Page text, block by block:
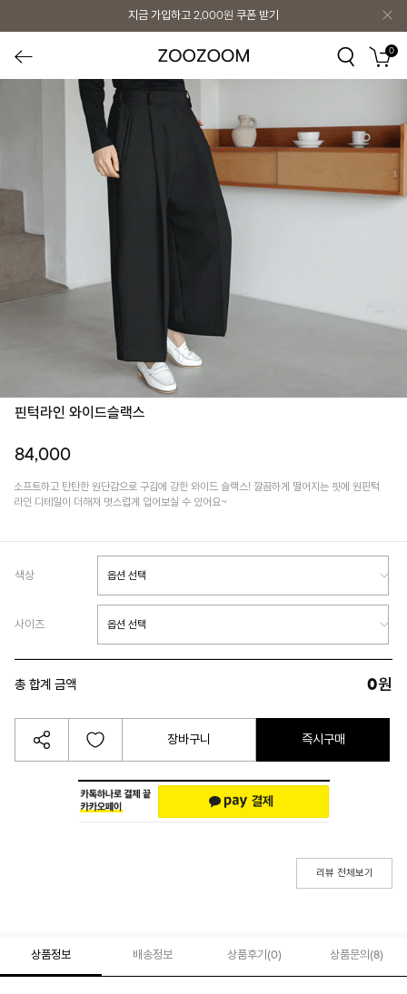
지금 가입하고 2,000원 쿠폰 받기
0
핀턱라인 와이드슬랙스
84,000
소프트하고 탄탄한 원단감으로 구김에 강한 와이드 슬랙스! 깔끔하게 떨어지는 핏에 원핀턱
라인 디테일이 더해져 멋스럽게 입어보실 수 있어요~
색상
사이즈
총 합계 금액 0원
장바구니 즉시구매
리뷰 전체보기
상품정보 배송정보 상품후기(0) 상품문의 (8)